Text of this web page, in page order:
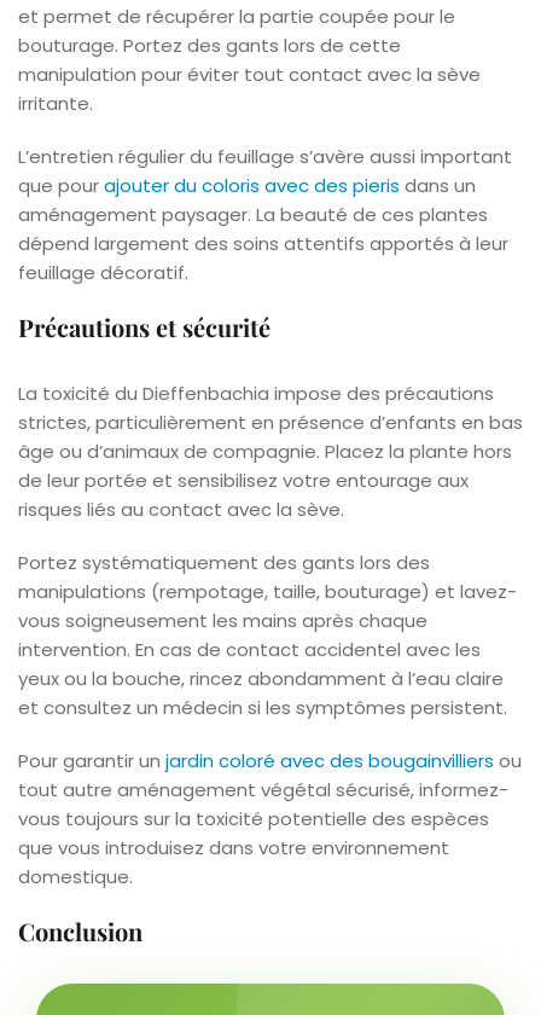
et permet de récupérer la partie coupée pour le
bouturage. Portez des gants lors de cette
manipulation pour éviter tout contact avec la sève
irritante.
L’entretien régulier du feuillage s’avère aussi important
que pourajouter du coloris avec des pieris dans un
aménagement paysager. La beauté de ces plantes
dépend largement des soins attentifs apportés à leur
feuillage décoratif.
Précautions et sécurité
La toxicité du Dieffenbachia impose des précautions
strictes, particulièrement en présence d’enfants en bas
âge ou d’animaux de compagnie. Placez la plante hors
de leur portée et sensibilisez votre entourage aux
risques liés au contact avec la sève.
Portez systématiquement des gants lors des
manipulations (rempotage, taille, bouturage) et lavez-
vous soigneusement les mains après chaque
intervention. En cas de contact accidentel avec les
yeux ou la bouche, rincez abondamment à l’eau claire
et consultez un médecin si les symptômes persistent.
Pour garantir un jardin coloré avec des bougainvilliers ou
tout autre aménagement végétal sécurisé, informez-
vous toujours sur la toxicité potentielle des espèces
que vous introduisez dans votre environnement
domestique.
Conclusion